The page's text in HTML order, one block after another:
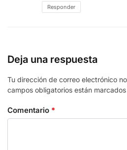
Responder
Deja una respuesta
Tu dirección de correo electrónico
campos obligatorios están
Comentario *